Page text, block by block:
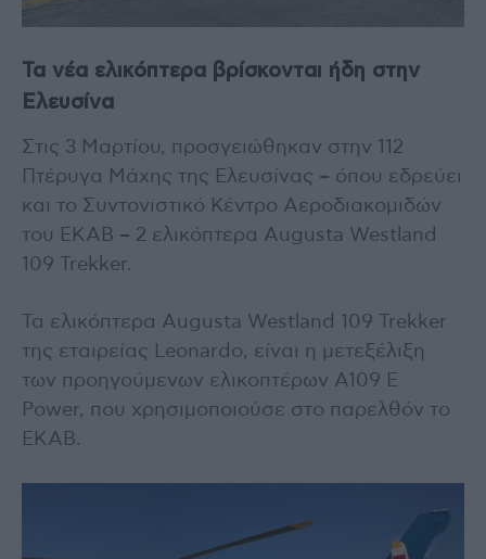
Τα νέα ελικόπτερα βρίσκονται ήδη στην
Ελευσίνα
Στις 3 Μαρτίου, προσγειώθηκαν στην 112
Πτέρυγα Μάχης της Ελευσίνας – όπου εδρεύει
και το Συντονιστικό Κέντρο Αεροδιακομιδών
του ΕΚΑΒ – 2 ελικόπτερα Augusta Westland
109 Trekker.
Τα ελικόπτερα Augusta Westland 109 Trekker
της εταιρείας Leonardo, είναι η μετεξέλιξη
των προηγούμενων ελικοπτέρων A109 E
Power, που χρησιμοποιούσε στο παρελθόν το
ΕΚΑΒ.